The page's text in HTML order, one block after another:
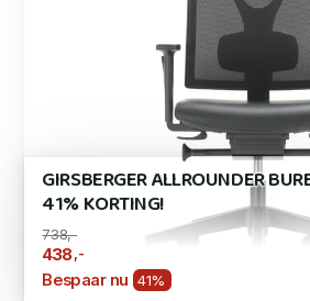
GIRSBERGER ALLROUNDER
41% KORTING!
738,-
438 ,-
Bespaar nu 41%